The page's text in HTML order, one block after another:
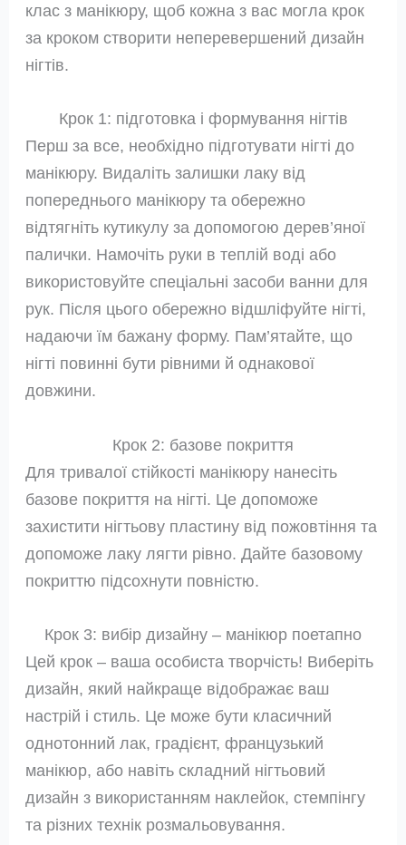
клас з манікюру, щоб кожна з вас могла крок
за кроком створити неперевершений дизайн
нігтів.
Крок 1: підготовка і формування нігтів
Перш за все, необхідно підготувати нігті до
манікюру. Видаліть залишки лаку від
попереднього манікюру та обережно
відтягніть кутикулу за допомогою дерев’яної
палички. Намочіть руки в теплій воді або
використовуйте спеціальні засоби ванни для
рук. Після цього обережно відшліфуйте нігті,
надаючи їм бажану форму. Пам’ятайте, що
нігті повинні бути рівними й однакової
довжини.
Крок 2: базове покриття
Для тривалої стійкості манікюру нанесіть
базове покриття на нігті. Це допоможе
захистити нігтьову пластину від пожовтіння та
допоможе лаку лягти рівно. Дайте базовому
покриттю підсохнути повністю.
Крок 3: вибір дизайну – манікюр поетапно
Цей крок – ваша особиста творчість! Виберіть
дизайн, який найкраще відображає ваш
настрій і стиль. Це може бути класичний
однотонний лак, градієнт, французький
манікюр, або навіть складний нігтьовий
дизайн з використанням наклейок, стемпінгу
та різних технік розмальовування.